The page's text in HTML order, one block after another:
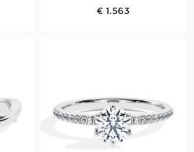
€ 1.563